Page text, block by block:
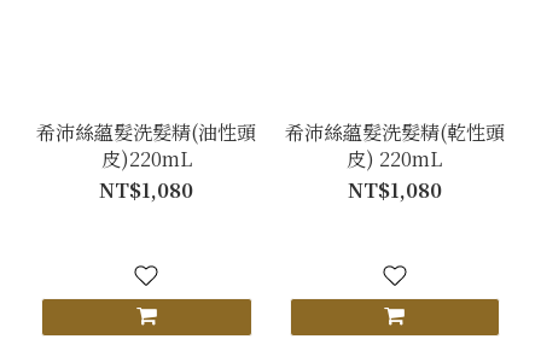
希沛絲蘊髮洗髮精(油性頭
皮)220mL
NT$1,080
希沛絲蘊髮洗髮精(乾性頭
皮) 220mL
NT$1,080